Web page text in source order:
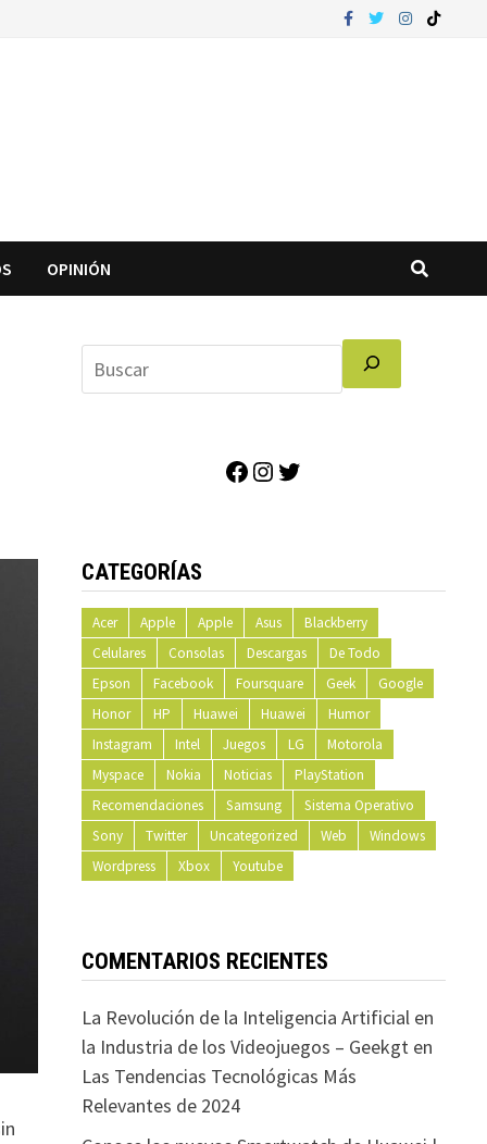
OPINIÓN
Facebook
Instagram
CATEGORÍAS
Acer Apple Apple Asus
Blackberry
Celulares
Consolas Descargas
De Todo
Epson
Facebook Foursquare Geek
Google
Honor
HP Huawei Huawei
Humor
Instagram
Intel Juegos LG
Motorola
Myspace
Nokia Noticias
PlayStation
Recomendaciones
Samsung
Sistema Operativo
Sony
Twitter Uncategorized Web
Windows
Wordpress
Xbox Youtube
COMENTARIOS RECIENTES
La Revolución de la Inteligencia Artificial en
la Industria de los Videojuegos – Geekgten
Las Tendencias Tecnológicas Más
Relevantes de 2024